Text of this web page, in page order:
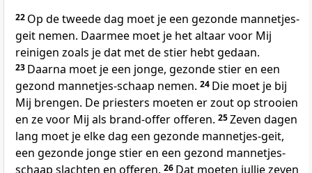
22 Op de tweede dag moet je een gezonde mannetjes-
geit nemen. Daarmee moet je het altaar voor Mij
reinigen zoals je dat met de stier hebt gedaan.
23 Daarna moet je een jonge, gezonde stier en een
gezond mannetjes-schaap nemen. 24 Die moet je bij
Mij brengen. De priesters moeten er zout op strooien
en ze voor Mij als brand-offer offeren. 25Zeven dagen
lang moet je elke dag een gezonde mannetjes-geit,
een gezonde jonge stier en een gezond mannetjes-
schaap slachten en offeren. 26 Dat moeten jullie zeven